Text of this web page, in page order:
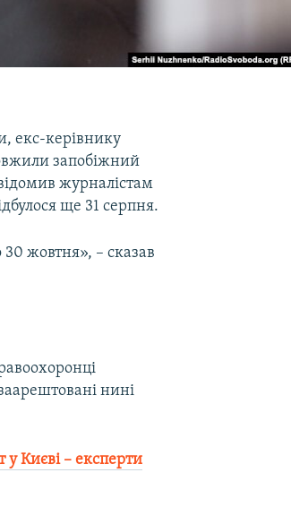
екс-керівнику
запобіжний
журналістам
ще 31 серпня.
жовтня», – сказав
нині
Києві – експерти